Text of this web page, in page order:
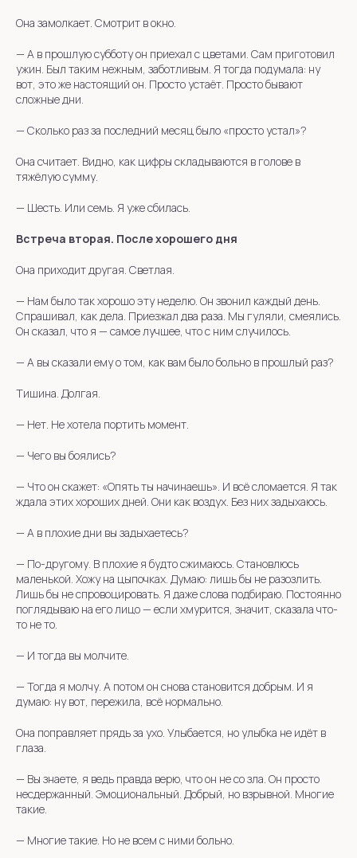
Она замолкает. Смотрит в окно.
— А в прошлую субботу он приехал с цветами. Сам приготовил
ужин. Был таким нежным, заботливым. Я тогда подумала: ну
вот, это же настоящий он. Просто устаёт. Просто бывают
сложные дни.
— Сколько раз за последний месяц было «просто устал»?
Она считает. Видно, как цифры складываются в голове в
тяжёлую сумму.
— Шесть. Или семь. Я уже сбилась.
Встреча вторая. После хорошего дня
Она приходит другая. Светлая.
— Нам было так хорошо эту неделю. Он звонил каждый день.
Спрашивал, как дела. Приезжал два раза. Мы гуляли, смеялись.
Он сказал, что я — самое лучшее, что с ним случилось.
— А вы сказали ему о том, как вам было больно в прошлый раз?
Тишина. Долгая.
— Нет. Не хотела портить момент.
— Чего вы боялись?
— Что он скажет: «Опять ты начинаешь». И всё сломается. Я так
ждала этих хороших дней. Они как воздух. Без них задыхаюсь.
— А в плохие дни вы задыхаетесь?
— По-другому. В плохие я будто сжимаюсь. Становлюсь
маленькой. Хожу на цыпочках. Думаю: лишь бы не разозлить.
Лишь бы не спровоцировать. Я даже слова подбираю. Постоянно
поглядываю на его лицо — если хмурится, значит, сказала что-
то не то.
— И тогда вы молчите.
— Тогда я молчу. А потом он снова становится добрым. И я
думаю: ну вот, пережила, всё нормально.
Она поправляет прядь за ухо. Улыбается, но улыбка не идёт в
глаза.
— Вы знаете, я ведь правда верю, что он не со зла. Он просто
несдержанный. Эмоциональный. Добрый, но взрывной. Многие
такие.
— Многие такие. Но не всем с ними больно.